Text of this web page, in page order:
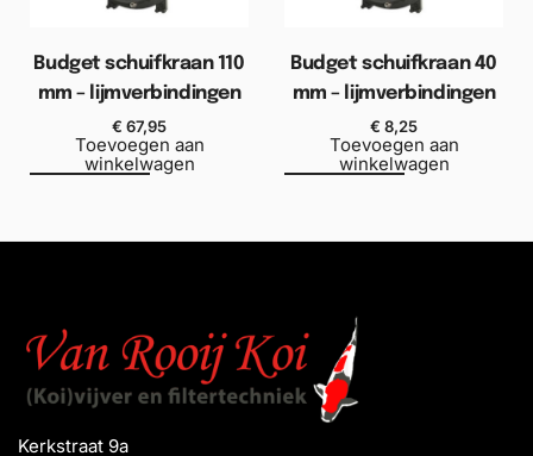
Budget schuifkraan 110
mm – lijmverbindingen
€ 67,95
Toevoegen aan
winkelwagen
Budget schuifkraan 40
mm – lijmverbindingen
€ 8,25
Toevoegen aan
winkelwagen
Kerkstraat 9a